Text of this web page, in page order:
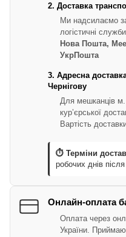
2. Доставка
Ми надсилаємо
логістичні
Нова Пошта,
УкрПошта
3. Адресна
Чернігову
Для мешканців м.
кур’єрської
Вартість
⏱ Терміни
робочих днів
Онлайн-оплата
Оплата через
України.